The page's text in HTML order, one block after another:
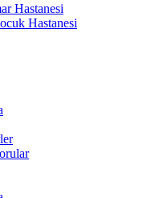
Hastanesi
Hastanesi